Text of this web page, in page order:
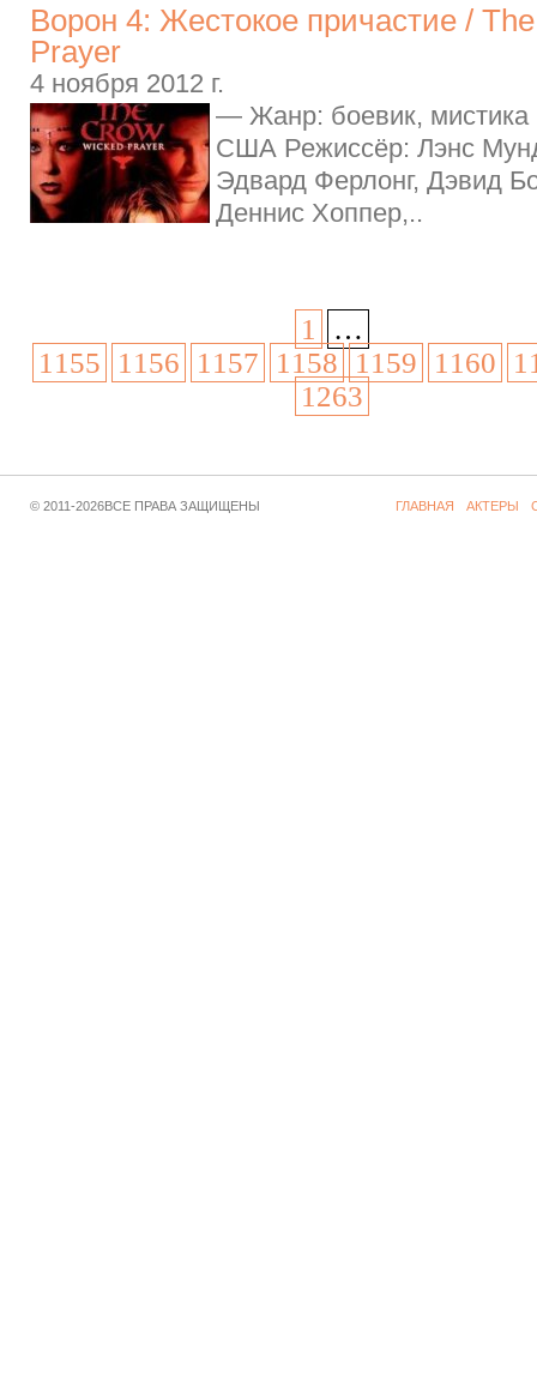
Ворон 4: Жестокое причастие /
Prayer
4 ноября 2012 г.
— Жанр: боевик, мистика
США Режиссёр: Лэнс
Эдвард Ферлонг, Дэвид
Деннис Хоппер,..
1
…
1155
1156 1157 1158 1159 1160
1263
© 2011-2026ВСЕ ПРАВА ЗАЩИЩЕНЫ ГЛАВНАЯ АКТЕРЫ